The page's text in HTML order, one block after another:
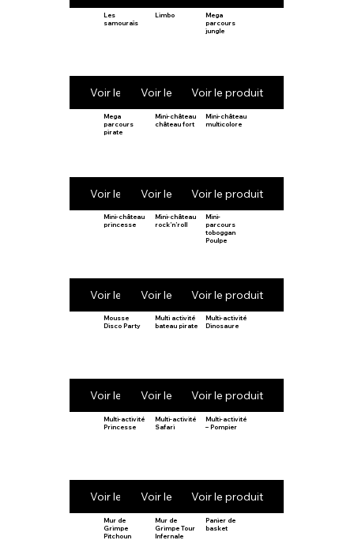
Les
samouraïs
Voir le produit
Limbo
Voir le produit
Mega
parcours
jungle
Voir le produit
Mega
parcours
pirate
Voir le produit
Mini-château
château fort
Voir le produit
Mini-château
multicolore
Voir le produit
Mini-château
princesse
Voir le produit
Mini-château
rock’n’roll
Voir le produit
Mini-
parcours
toboggan
Poulpe
Voir le produit
Mousse
Disco Party
Voir le produit
Multi activité
bateau pirate
Voir le produit
Multi-activité
Dinosaure
Voir le produit
Multi-activité
Princesse
Voir le produit
Multi-activité
Safari
Voir le produit
Multi-activité
– Pompier
Voir le produit
Mur de
Grimpe
Pitchoun
Mur de
Grimpe Tour
Infernale
Panier de
basket